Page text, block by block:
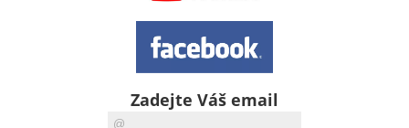
Zadejte Váš email